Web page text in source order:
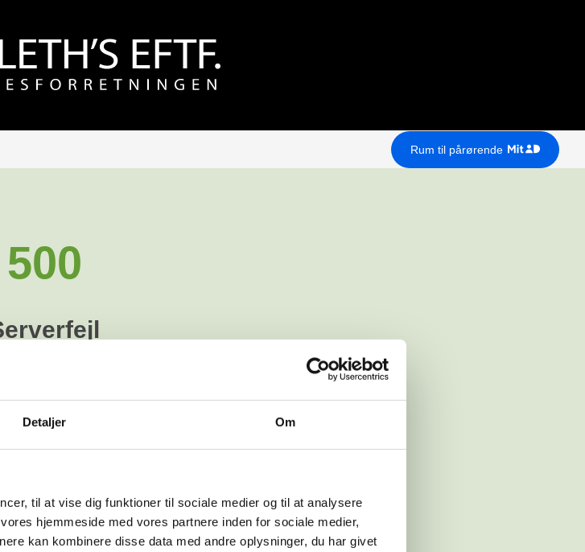
Detaljer Om
til at vise dig funktioner til sociale medier og til at analysere
hjemmeside med vores partnere inden for sociale medier,
kan kombinere disse data med andre oplysninger, du har givet
Rum til pårørende
500
på at løse problemet. Prøv venligst igen
Gå tilbage